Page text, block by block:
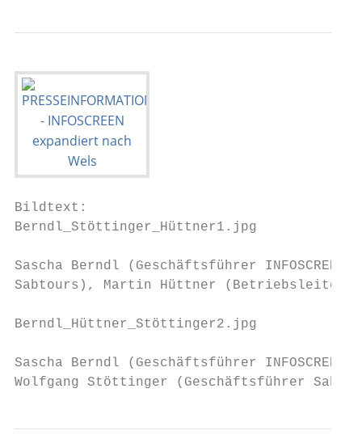
Bildtext:
Berndl_Stöttinger_Hüttner1.jpg
Sascha Berndl (Geschäftsführer
Sabtours), Martin Hüttner (Betriebsleiter
Berndl_Hüttner_Stöttinger2.jpg
Sascha Berndl (Geschäftsführer
Wolfgang Stöttinger (Geschäftsführer